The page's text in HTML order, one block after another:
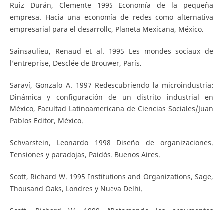
Ruiz Durán, Clemente 1995 Economía de la pequeña
empresa. Hacia una economía de redes como alternativa
empresarial para el desarrollo, Planeta Mexicana, México.
Sainsaulieu, Renaud et al. 1995 Les mondes sociaux de
l’entreprise, Desclée de Brouwer, París.
Saraví, Gonzalo A. 1997 Redescubriendo la microindustria:
Dinámica y configuración de un distrito industrial en
México, Facultad Latinoamericana de Ciencias Sociales/Juan
Pablos Editor, México.
Schvarstein, Leonardo 1998 Diseño de organizaciones.
Tensiones y paradojas, Paidós, Buenos Aires.
Scott, Richard W. 1995 Institutions and Organizations, Sage,
Thousand Oaks, Londres y Nueva Delhi.